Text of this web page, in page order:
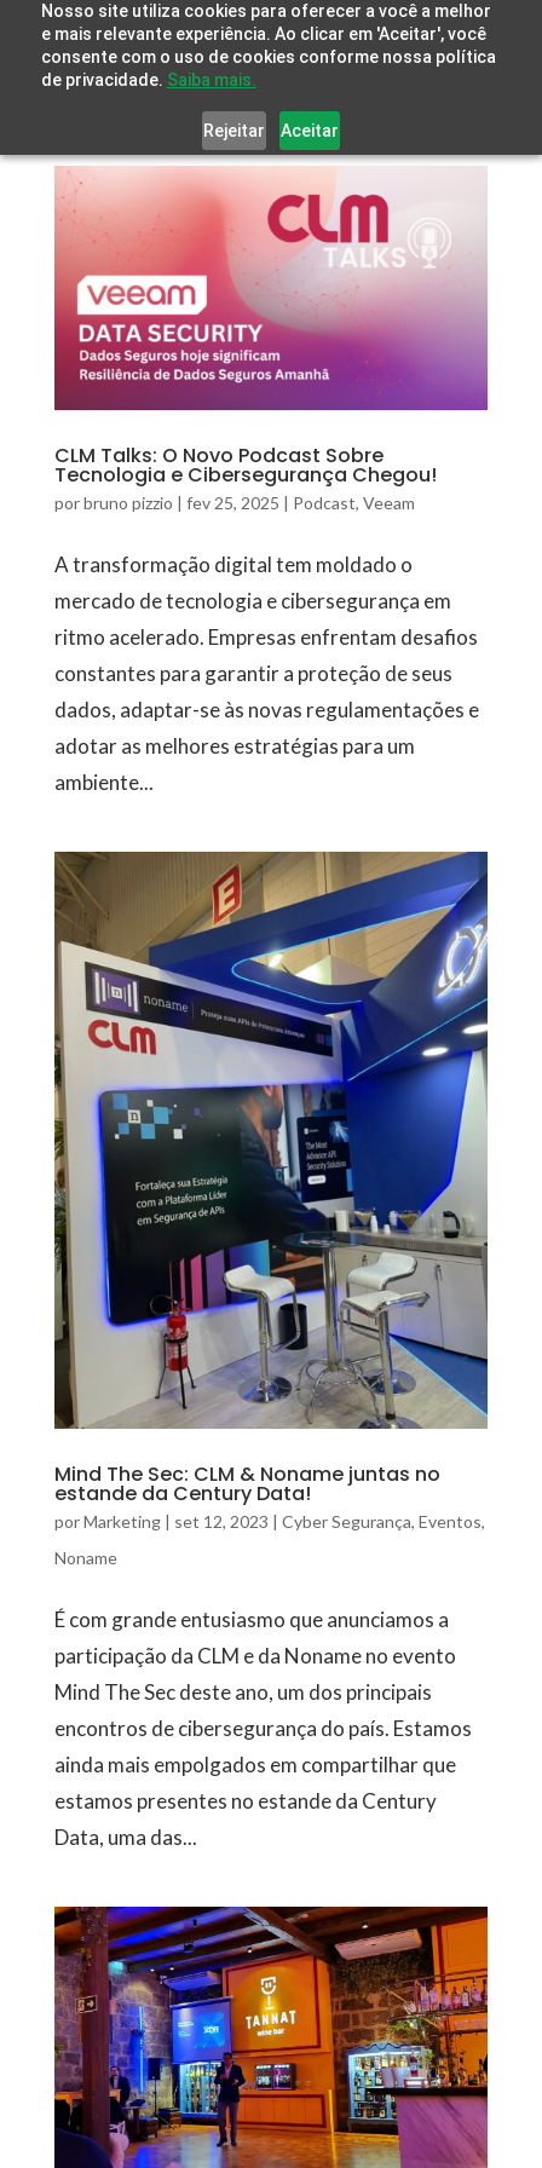
Nosso site utiliza cookies para oferecer a você a melhor
e mais relevante experiência. Ao clicar em 'Aceitar', você
consente com o uso de cookies conforme nossa política
de privacidade. Saiba mais.
Rejeitar Aceitar
CLM Talks: O Novo Podcast Sobre
Tecnologia e Cibersegurança Chegou!
porbruno pizzio | fev 25, 2025 | Podcast, Veeam
A transformação digital tem moldado o
mercado de tecnologia e cibersegurança em
ritmo acelerado. Empresas enfrentam desafios
constantes para garantir a proteção de seus
dados, adaptar-se às novas regulamentações e
adotar as melhores estratégias para um
ambiente...
Mind The Sec: CLM & Noname juntas no
estande da Century Data!
porMarketing| set 12, 2023 | Cyber Segurança, Eventos,
Noname
É com grande entusiasmo que anunciamos a
participação da CLM e da Noname no evento
Mind The Sec deste ano, um dos principais
encontros de cibersegurança do país. Estamos
ainda mais empolgados em compartilhar que
estamos presentes no estande da Century
Data, uma das...